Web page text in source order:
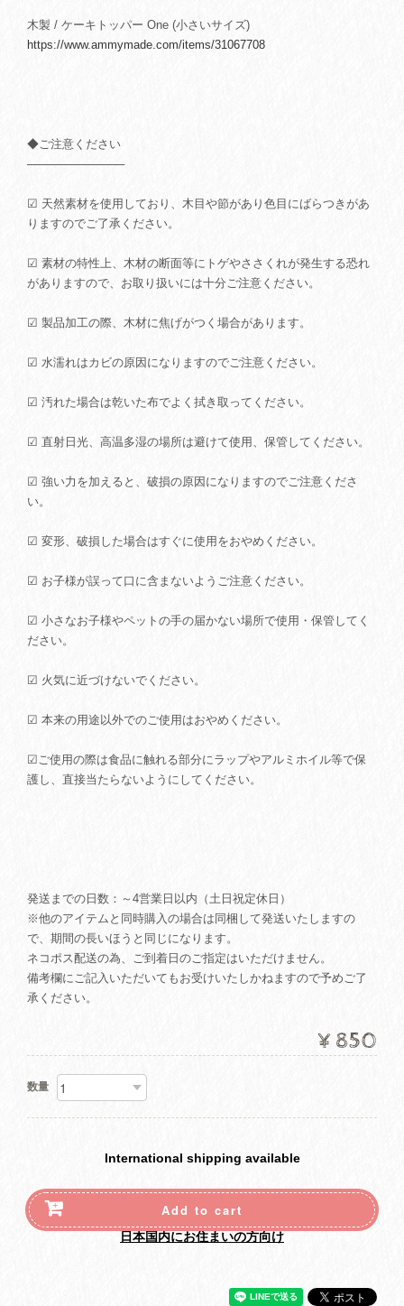
木製 / ケーキトッパー One (小さいサイズ)
https://www.ammymade.com/items/31067708
◆ご注意ください
────────────
☑ 天然素材を使用しており、木目や節があり色目にばらつきがあ
りますのでご了承ください。
☑ 素材の特性上、木材の断面等にトゲやささくれが発生する恐れ
がありますので、お取り扱いには十分ご注意ください。
☑ 製品加工の際、木材に焦げがつく場合があります。
☑ 水濡れはカビの原因になりますのでご注意ください。
☑ 汚れた場合は乾いた布でよく拭き取ってください。
☑ 直射日光、高温多湿の場所は避けて使用、保管してください。
☑ 強い力を加えると、破損の原因になりますのでご注意くださ
い。
☑ 変形、破損した場合はすぐに使用をおやめください。
☑ お子様が誤って口に含まないようご注意ください。
☑ 小さなお子様やペットの手の届かない場所で使用・保管してく
ださい。
☑ 火気に近づけないでください。
☑ 本来の用途以外でのご使用はおやめください。
☑ご使用の際は食品に触れる部分にラップやアルミホイル等で保
護し、直接当たらないようにしてください。
発送までの日数：～4営業日以内（土日祝定休日）
※他のアイテムと同時購入の場合は同梱して発送いたしますの
で、期間の長いほうと同じになります。
ネコポス配送の為、ご到着日のご指定はいただけません。
備考欄にご記入いただいてもお受けいたしかねますので予めご了
承ください。
¥850
数量
International shipping available
Add to cart
日本国内にお住まいの方向け